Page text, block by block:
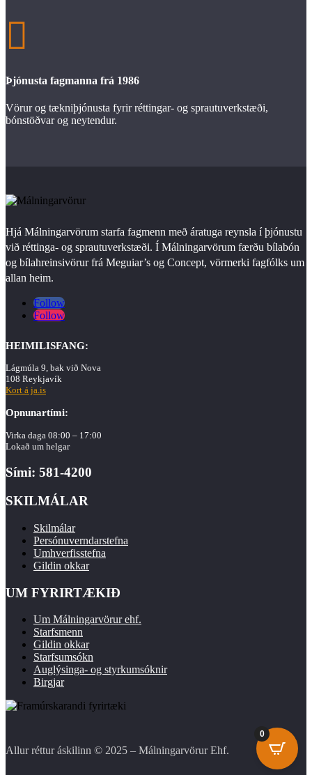

Þjónusta fagmanna frá 1986
Vörur og tækniþjónusta fyrir réttingar- og sprautuverkstæði,
bónstöðvar og neytendur.
Hjá Málningarvörum starfa fagmenn með áratuga reynsla í þjónustu
við réttinga- og sprautuverkstæði. Í Málningarvörum færðu bílabón
og bílahreinsivörur frá Meguiar’s og Concept, vörmerki fagfólks um
allan heim.
Follow
Follow
HEIMILISFANG:
Lágmúla 9, bak við Nova
108 Reykjavík
Kort á ja.is
Opnunartími:
Virka daga 08:00 – 17:00
Lokað um helgar
Sími: 581-4200
SKILMÁLAR
Skilmálar
Persónuverndarstefna
Umhverfisstefna
Gildin okkar
UM FYRIRTÆKIÐ
Um Málningarvörur ehf.
Starfsmenn
Gildin okkar
Starfsumsókn
Auglýsinga- og styrkumsóknir
Birgjar
Allur réttur áskilinn © 2025 – Málningarvörur Ehf.
0